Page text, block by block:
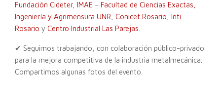
Fundación Cideter, IMAE – Facultad de Ciencias Exactas,
Ingeniería y Agrimensura UNR Conicet Rosario Inti
Rosario y Centro Industrial Las Parejas
✔ Seguimos trabajando, con colaboración público-privado
para la mejora competitiva de la industria metalmecánica.
Compartimos algunas fotos del evento.